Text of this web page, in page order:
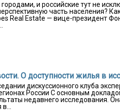
и российские тут не
часть населения?
Real Estate — вице-президент
О доступности жилья в
дискуссионного клуба
России С основным
недавнего исследования.